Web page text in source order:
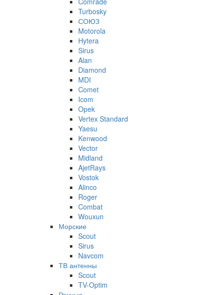
Turbosky
СОЮЗ
Motorola
Hytera
Sirus
Alan
Diamond
MDI
Comet
Icom
Opek
Vertex Standard
Yaesu
Kenwood
Vector
Midland
AjetRays
Vostok
Alinco
Roger
Combat
Wouxun
Морские
Scout
Sirus
Navcom
ТВ антенны
Scout
TV-Optim